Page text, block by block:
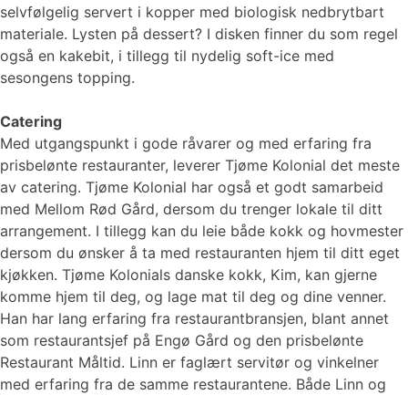
selvfølgelig servert i kopper med biologisk nedbrytbart
materiale. Lysten på dessert? I disken finner du som regel
også en kakebit, i tillegg til nydelig soft-ice med
sesongens topping.
Catering
Med utgangspunkt i gode råvarer og med erfaring fra
prisbelønte restauranter, leverer Tjøme Kolonial det meste
av catering. Tjøme Kolonial har også et godt samarbeid
med Mellom Rød Gård, dersom du trenger lokale til ditt
arrangement. I tillegg kan du leie både kokk og hovmester
dersom du ønsker å ta med restauranten hjem til ditt eget
kjøkken. Tjøme Kolonials danske kokk, Kim, kan gjerne
komme hjem til deg, og lage mat til deg og dine venner.
Han har lang erfaring fra restaurantbransjen, blant annet
som restaurantsjef på Engø Gård og den prisbelønte
Restaurant Måltid. Linn er faglært servitør og vinkelner
med erfaring fra de samme restaurantene. Både Linn og